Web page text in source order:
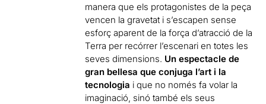
manera que els protagonistes de la peça
vencen la gravetat i s’escapen sense
esforç aparent de la força d’atracció de la
Terra per recórrer l’escenari en totes les
seves dimensions. Un espectacle de
gran bellesa que conjuga l’art i la
tecnologia i que no només fa volar la
imaginació, sinó també els seus